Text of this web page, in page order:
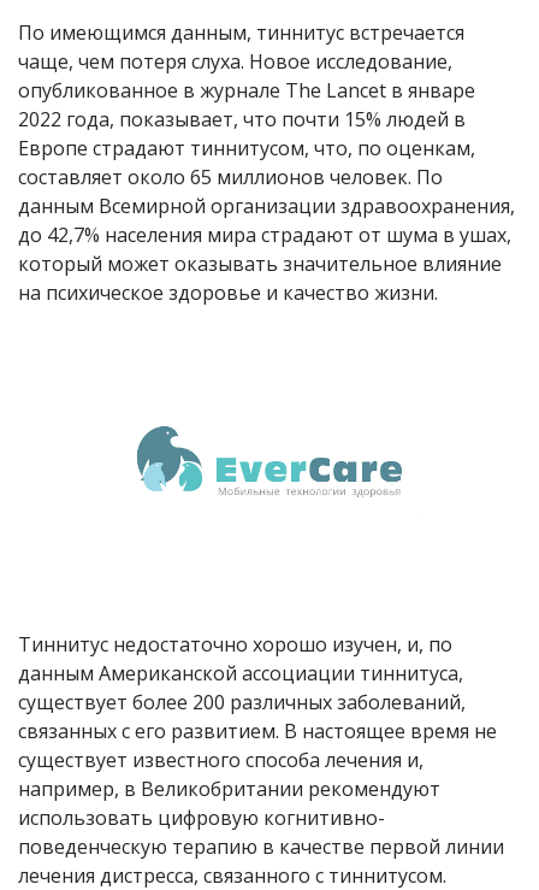
По имеющимся данным, тиннитус встречается
чаще, чем потеря слуха. Новое исследование,
опубликованное в журнале The Lancet в январе
2022 года, показывает, что почти 15% людей в
Европе страдают тиннитусом, что, по оценкам,
составляет около 65 миллионов человек. По
данным Всемирной организации здравоохранения,
до 42,7% населения мира страдают от шума в ушах,
который может оказывать значительное влияние
на психическое здоровье и качество жизни.
Тиннитус недостаточно хорошо изучен, и, по
данным Американской ассоциации тиннитуса,
существует более 200 различных заболеваний,
связанных с его развитием. В настоящее время не
существует известного способа лечения и,
например, в Великобритании рекомендуют
использовать цифровую когнитивно-
поведенческую терапию в качестве первой линии
лечения дистресса, связанного с тиннитусом.